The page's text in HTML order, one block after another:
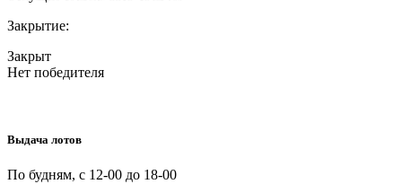
Закрытие:
Закрыт
Нет победителя
Выдача лотов
По будням, с 12-00 до 18-00